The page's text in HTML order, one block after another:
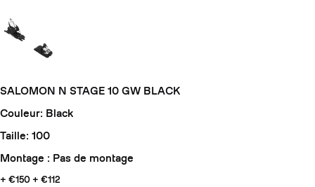
SALOMON N STAGE 10 GW BLACK
Couleur: Black
Taille: 100
Montage : Pas de montage
+ €150 + €112